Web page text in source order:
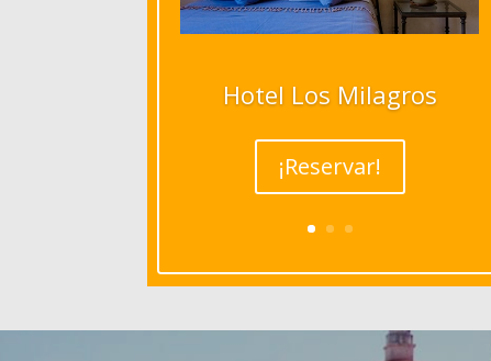
Hotel Los Milagros
¡Reservar!